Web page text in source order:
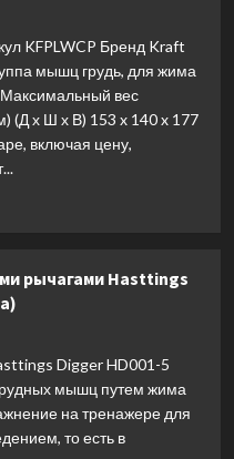
KFPLWCP Бренд Kraft
мышц грудь, для жима
Максимальный вес
(Д х Ш х В) 153 x 140 x 177
включая цену,
рычагами Hasttings
Digger HD001-5
мышц путем жима
на тренажере для
то есть в